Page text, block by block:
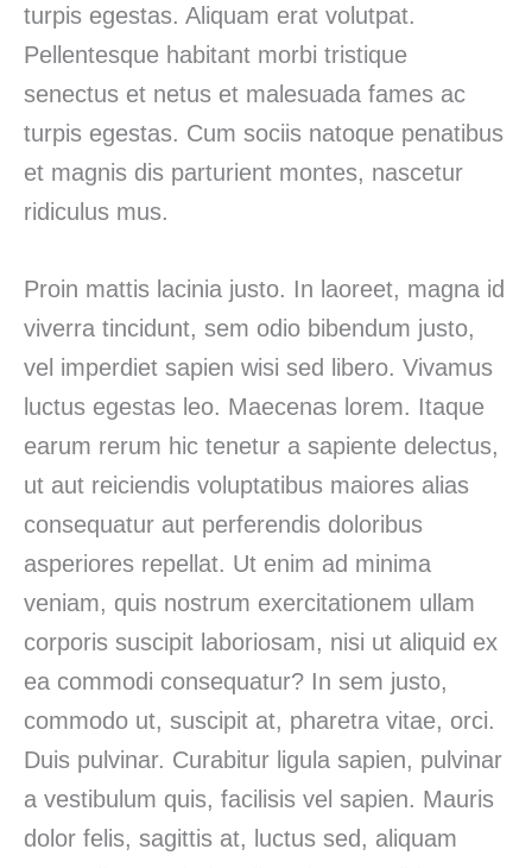
turpis egestas. Aliquam erat volutpat.
Pellentesque habitant morbi tristique
senectus et netus et malesuada fames ac
turpis egestas. Cum sociis natoque penatibus
et magnis dis parturient montes, nascetur
ridiculus mus.
Proin mattis lacinia justo. In laoreet, magna id
viverra tincidunt, sem odio bibendum justo,
vel imperdiet sapien wisi sed libero. Vivamus
luctus egestas leo. Maecenas lorem. Itaque
earum rerum hic tenetur a sapiente delectus,
ut aut reiciendis voluptatibus maiores alias
consequatur aut perferendis doloribus
asperiores repellat. Ut enim ad minima
veniam, quis nostrum exercitationem ullam
corporis suscipit laboriosam, nisi ut aliquid ex
ea commodi consequatur? In sem justo,
commodo ut, suscipit at, pharetra vitae, orci.
Duis pulvinar. Curabitur ligula sapien, pulvinar
a vestibulum quis, facilisis vel sapien. Mauris
dolor felis, sagittis at, luctus sed, aliquam